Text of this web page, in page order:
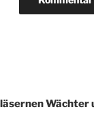
Wächter